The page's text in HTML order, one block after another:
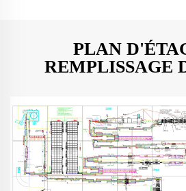
PLAN
REMPLISSAGE